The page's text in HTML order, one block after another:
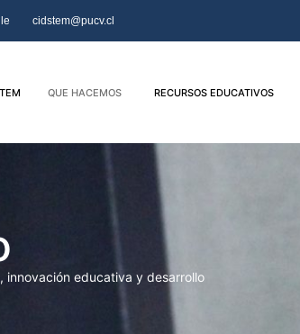
cidstem@pucv.cl
QUE HACEMOS RECURSOS EDUCATIVOS
innovación educativa y desarrollo